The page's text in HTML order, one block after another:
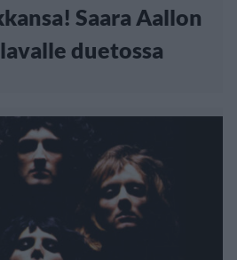
Saara Aallon
duetossa